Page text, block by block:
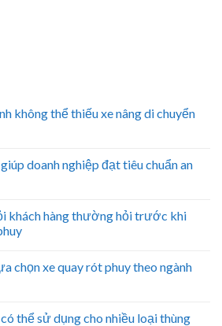
không thể thiếu xe nâng di chuyển
doanh nghiệp đạt tiêu chuẩn an
khách hàng thường hỏi trước khi
chọn xe quay rót phuy theo ngành
thể sử dụng cho nhiều loại thùng